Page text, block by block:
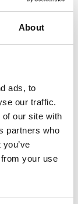
About
ads, to
our traffic.
our site with
partners who
your use